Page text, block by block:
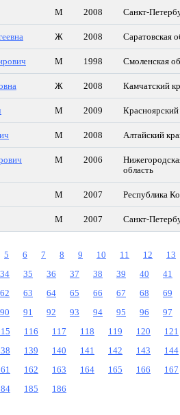
М 2008 Санкт-
Ж 2008 Саратовская
М 1998 Смоленская
Ж 2008 Камчатский
М 2009 Красноярский
М 2008 Алтайский
М 2006
область
М 2007 Республика
М 2007 Санкт-
5 6 7 8 9 10 11 12
13
34 35 36 37 38 39 40
41
62 63 64 65 66 67 68
69
90 91 92 93 94 95 96
97
116 117 118 119 120
121
139 140 141 142 143
144
162 163 164 165 166
167
185 186